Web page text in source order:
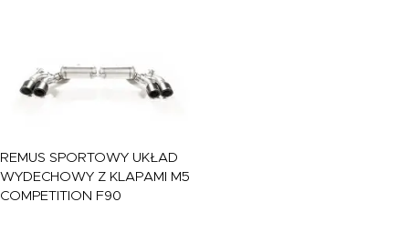
REMUS SPORTOWY UKŁAD
WYDECHOWY Z KLAPAMI M5
COMPETITION F90